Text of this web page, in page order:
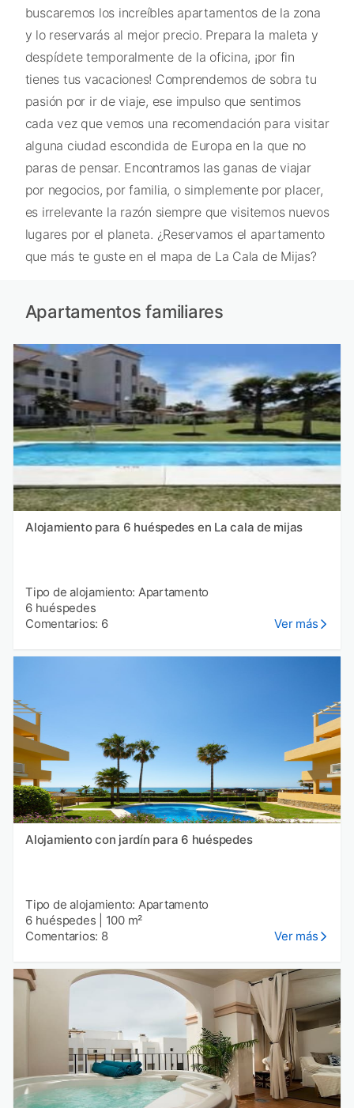
buscaremos los increíbles apartamentos de la zona
y lo reservarás al mejor precio. Prepara la maleta y
despídete temporalmente de la oficina, ¡por fin
tienes tus vacaciones! Comprendemos de sobra tu
pasión por ir de viaje, ese impulso que sentimos
cada vez que vemos una recomendación para visitar
alguna ciudad escondida de Europa en la que no
paras de pensar. Encontramos las ganas de viajar
por negocios, por familia, o simplemente por placer,
es irrelevante la razón siempre que visitemos nuevos
lugares por el planeta. ¿Reservamos el apartamento
que más te guste en el mapa de La Cala de Mijas?
Apartamentos familiares
Alojamiento para 6 huéspedes en La cala de mijas
Tipo de alojamiento: Apartamento
6 huéspedes
Comentarios: 6
Ver más
Alojamiento con jardín para 6 huéspedes
Tipo de alojamiento: Apartamento
6 huéspedes
100 m²
Comentarios: 8
Ver más